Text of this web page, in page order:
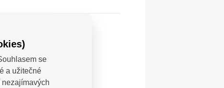
se
a užitečné